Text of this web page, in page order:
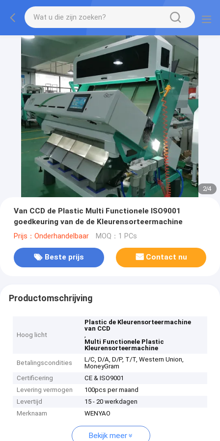
2/4
Van CCD de Plastic Multi Functionele ISO9001
goedkeuring van de de Kleurensorteermachine
Prijs：Onderhandelbaar MOQ：1 PCs
Beste prijs Contact nu
Productomschrijving
Hoog licht
Plastic de Kleurensorteermachine
van CCD
,
Multi Functionele Plastic
Kleurensorteermachine
Betalingscondities
L/C, D/A, D/P, T/T, Western Union,
MoneyGram
Certificering
CE & ISO9001
Levering vermogen
100pcs per maand
Levertijd
15 - 20 werkdagen
Merknaam
WENYAO
Bekijk meer